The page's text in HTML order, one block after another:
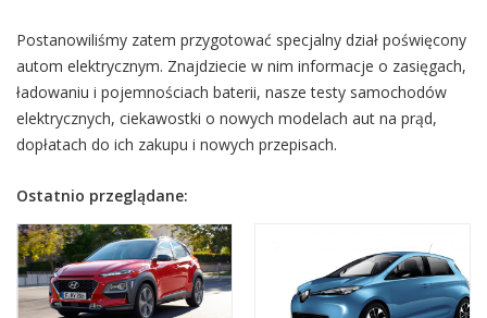
Postanowiliśmy zatem przygotować specjalny dział poświęcony
autom elektrycznym. Znajdziecie w nim informacje o zasięgach,
ładowaniu i pojemnościach baterii, nasze testy samochodów
elektrycznych, ciekawostki o nowych modelach aut na prąd,
dopłatach do ich zakupu i nowych przepisach.
Ostatnio przeglądane: